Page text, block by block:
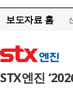
보도자료 홈
STX엔진